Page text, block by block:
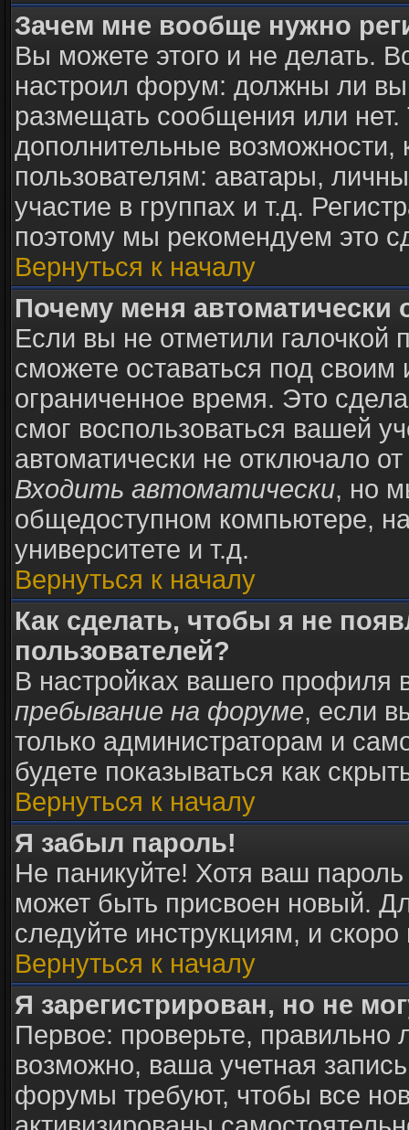
Зачем мне вообще нужно
Вы можете этого и не делать.
настроил форум: должны ли вы
размещать сообщения или
дополнительные
пользователям: аватары,
участие в группах и т.д.
поэтому мы рекомендуем это
Вернуться к началу
Почему меня автоматически
Если вы не отметили галочкой
сможете оставаться под
ограниченное время. Это
смог воспользоваться вашей
автоматически не отключало
Входить автоматически, но
общедоступном компьютере,
университете и т.д.
Вернуться к началу
Как сделать, чтобы я не
пользователей?
В настройках вашего
пребывание на форуме, если
только администраторам и
будете показываться как
Вернуться к началу
Я забыл пароль!
Не паникуйте! Хотя ваш
может быть присвоен новый.
следуйте инструкциям, и
Вернуться к началу
Я зарегистрирован, но не
Первое: проверьте,
возможно, ваша учетная
форумы требуют, чтобы все